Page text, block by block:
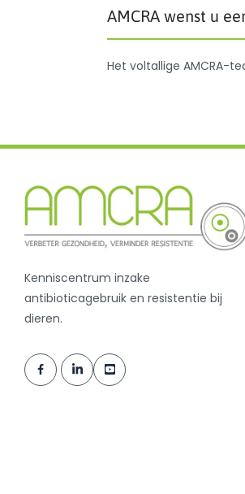
AMCRA wenst u
Het voltallige AMCRA-
Kenniscentrum inzake
antibioticagebruik en resistentie bij
dieren.